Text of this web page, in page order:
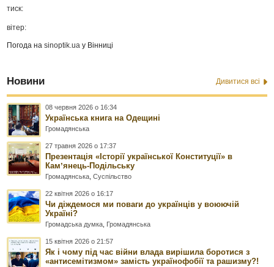
тиск:
вітер:
Погода наsinoptik.ua у Вінниці
Новини Дивитися всі
08 червня 2026 о 16:34
Українська книга на Одещині
Громадянська
27 травня 2026 о 17:37
Презентація «Історії української Конституції» в
Камʼянець-Подільську
Громадянська ,Суспільство
22 квітня 2026 о 16:17
Чи діждемося ми поваги до українців у воюючій
Україні?
Громадська думка Громадянська
15 квітня 2026 о 21:57
Як і чому під час війни влада вирішила боротися з
«антисемітизмом» замість українофобії та рашизму?!